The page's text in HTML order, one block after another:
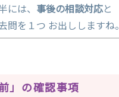
には、 事後の相談対応と
問を１つ お出ししますね。
」の確認事項